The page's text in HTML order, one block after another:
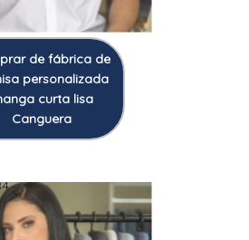
de fábrica de
personalizada
curta lisa
Canguera